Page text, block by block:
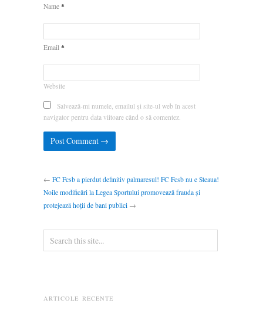
Name *
Email *
Website
Salvează-mi numele, emailul și site-ul web în acest
navigator pentru data viitoare când o să comentez.
← FC Fcsb a pierdut definitiv palmaresul! FC Fcsb nu e Steaua!
Noile modificări la Legea Sportului promovează frauda și
protejează hoții de bani publici →
ARTICOLE RECENTE